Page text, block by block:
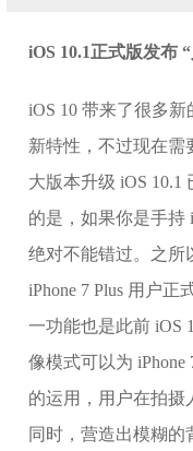
iOS 10.1正式版发布
iOS 10 带来了很多
新特性，不过现在需
大版本升级 iOS 10.1
的是，如果你是手持
绝对不能错过。之所
iPhone 7 Plus 用户
一功能也是此前 iOS
像模式可以为
的运用，用户在拍摄
同时，营造出模糊的